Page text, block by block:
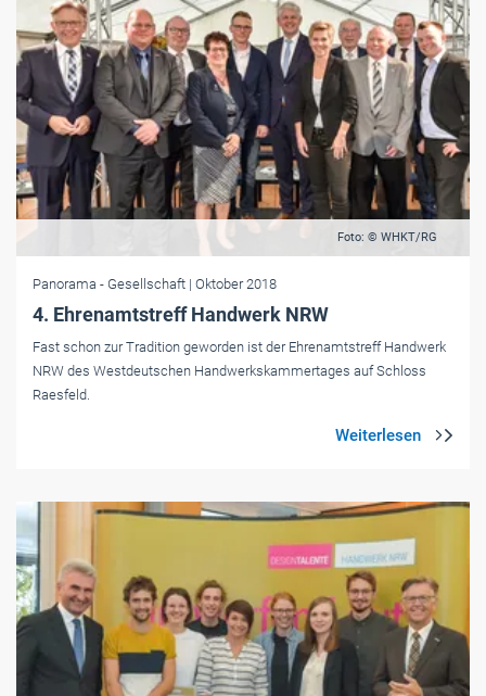
Foto: © WHKT/RG
Panorama - Gesellschaft | Oktober 2018
4. Ehrenamtstreff Handwerk NRW
Fast schon zur Tradition geworden ist der Ehrenamtstreff Handwerk
NRW des Westdeutschen Handwerkskammertages auf Schloss
Raesfeld.